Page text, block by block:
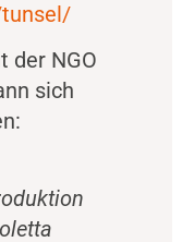
der NGO
sich